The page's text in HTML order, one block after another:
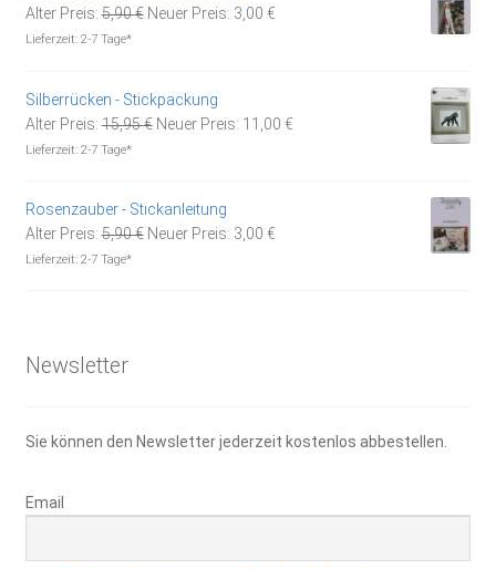
Alter Preis: 5,90€ Ursprünglicher
Neuer Preis: 3,00 €Aktueller
Lieferzeit: 2-7 Tage*
Silberrücken - Stickpackung
Alter Preis: 15,95€ Ursprünglicher
Neuer Preis: 11,00 €Aktueller
Lieferzeit: 2-7 Tage*
Rosenzauber - Stickanleitung
Alter Preis: 5,90€ Ursprünglicher
Neuer Preis: 3,00 €Aktueller
Lieferzeit: 2-7 Tage*
Newsletter
Sie können den Newsletter jederzeit kostenlos abbestellen.
Email